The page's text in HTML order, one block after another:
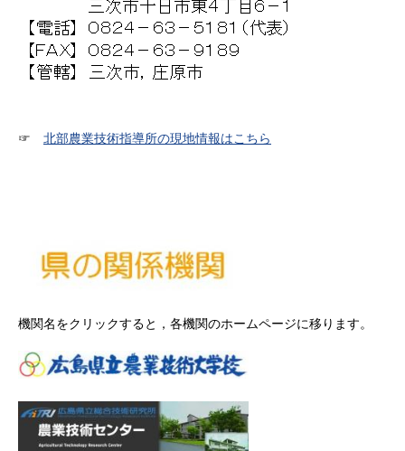
☞ 北部農業技術指導所の現地情報はこちら
機関名をクリックすると，各機関のホームページに移ります。